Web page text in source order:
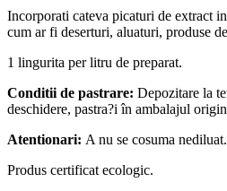
Incorporati cateva picaturi de extract
cum ar fi deserturi, aluaturi, produse
1 lingurita per litru de preparat.
Conditii de pastrare: Depozitare la
deschidere, pastra?i în ambalajul
Atentionari: A nu se cosuma nediluat.
Produs certificat ecologic.